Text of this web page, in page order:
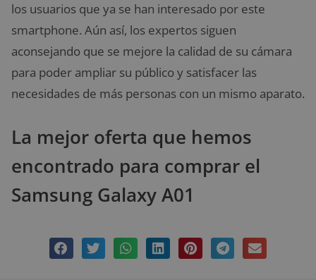
los usuarios que ya se han interesado por este
smartphone. Aún así, los expertos siguen
aconsejando que se mejore la calidad de su cámara
para poder ampliar su público y satisfacer las
necesidades de más personas con un mismo aparato.
La mejor oferta que hemos
encontrado para comprar el
Samsung Galaxy A01